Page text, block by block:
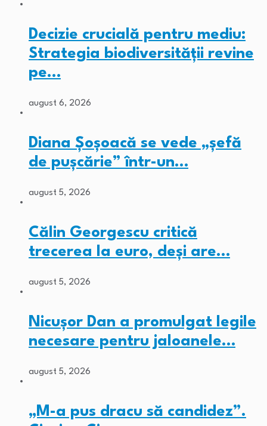
Decizie crucială pentru mediu:
Strategia biodiversității revine
pe…
august 6, 2026
Diana Șoșoacă se vede „șefă
de pușcărie” într-un…
august 5, 2026
Călin Georgescu critică
trecerea la euro, deși are…
august 5, 2026
Nicușor Dan a promulgat legile
necesare pentru jaloanele…
august 5, 2026
„M-a pus dracu să candidez”.